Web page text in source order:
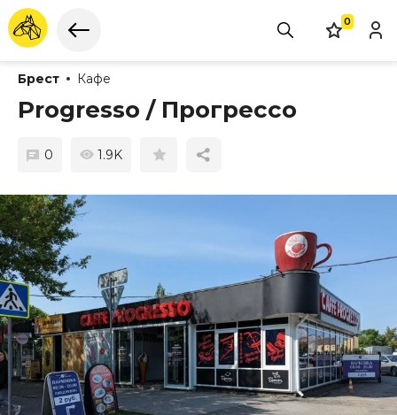
0
Брест Кафе
Progresso / Прогрессо
0 1.9K